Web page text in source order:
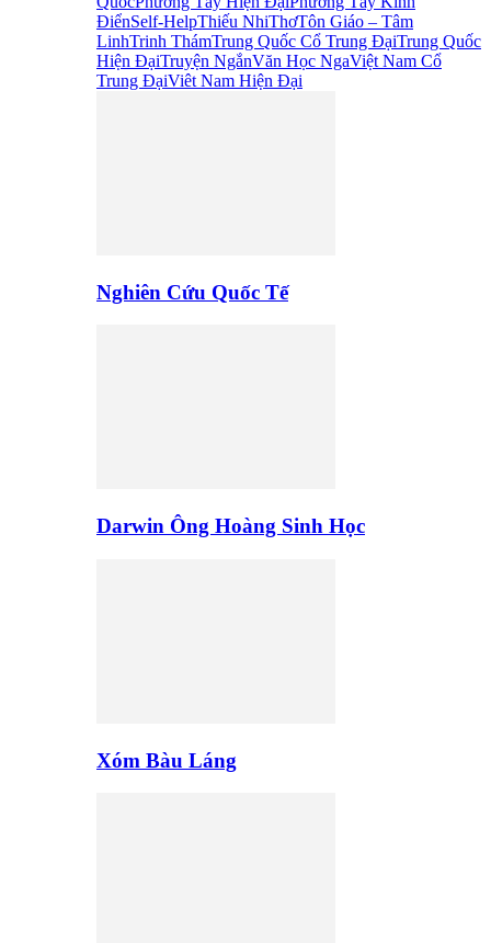
ĐiểnSelf-HelpThiếu NhiThơTôn Giáo – Tâm
LinhTrinh ThámTrung Quốc Cổ Trung ĐạiTrung Quốc
Hiện ĐạiTruyện NgắnVăn Học NgaViệt Nam Cổ
Trung ĐạiViêt Nam Hiện Đại
Nghiên Cứu Quốc Tế
Darwin Ông Hoàng Sinh Học
Xóm Bàu Láng